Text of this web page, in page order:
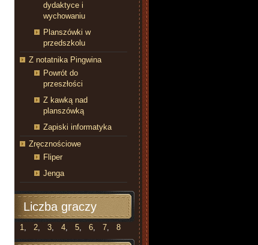
dydaktyce i
wychowaniu
Planszówki w
przedszkolu
Z notatnika Pingwina
Powrót do
przeszłości
Z kawką nad
planszówką
Zapiski informatyka
Zręcznościowe
Fliper
Jenga
Liczba graczy
1, 2, 3, 4, 5, 6, 7, 8